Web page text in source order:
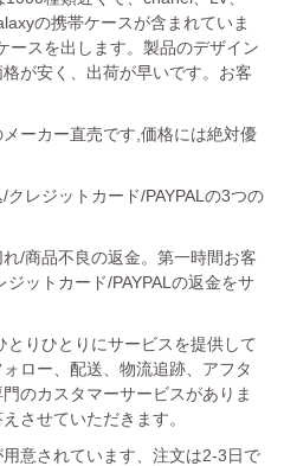
の携帯ケースが含まれていま
ースを出します。製品のデザイン
が安く、出荷が早いです。お客
ーカー直売です,価格には絶対優
クレジットカード/PAYPALの3つの
/商品不良の返金。第一時間お客
ットカード/PAYPALの返金をサ
とりひとりにサービスを提供して
ロー、配送、物流追跡、アフタ
のカスタマーサービスがありま
させていただきます。
意されています、注文は2-3日で